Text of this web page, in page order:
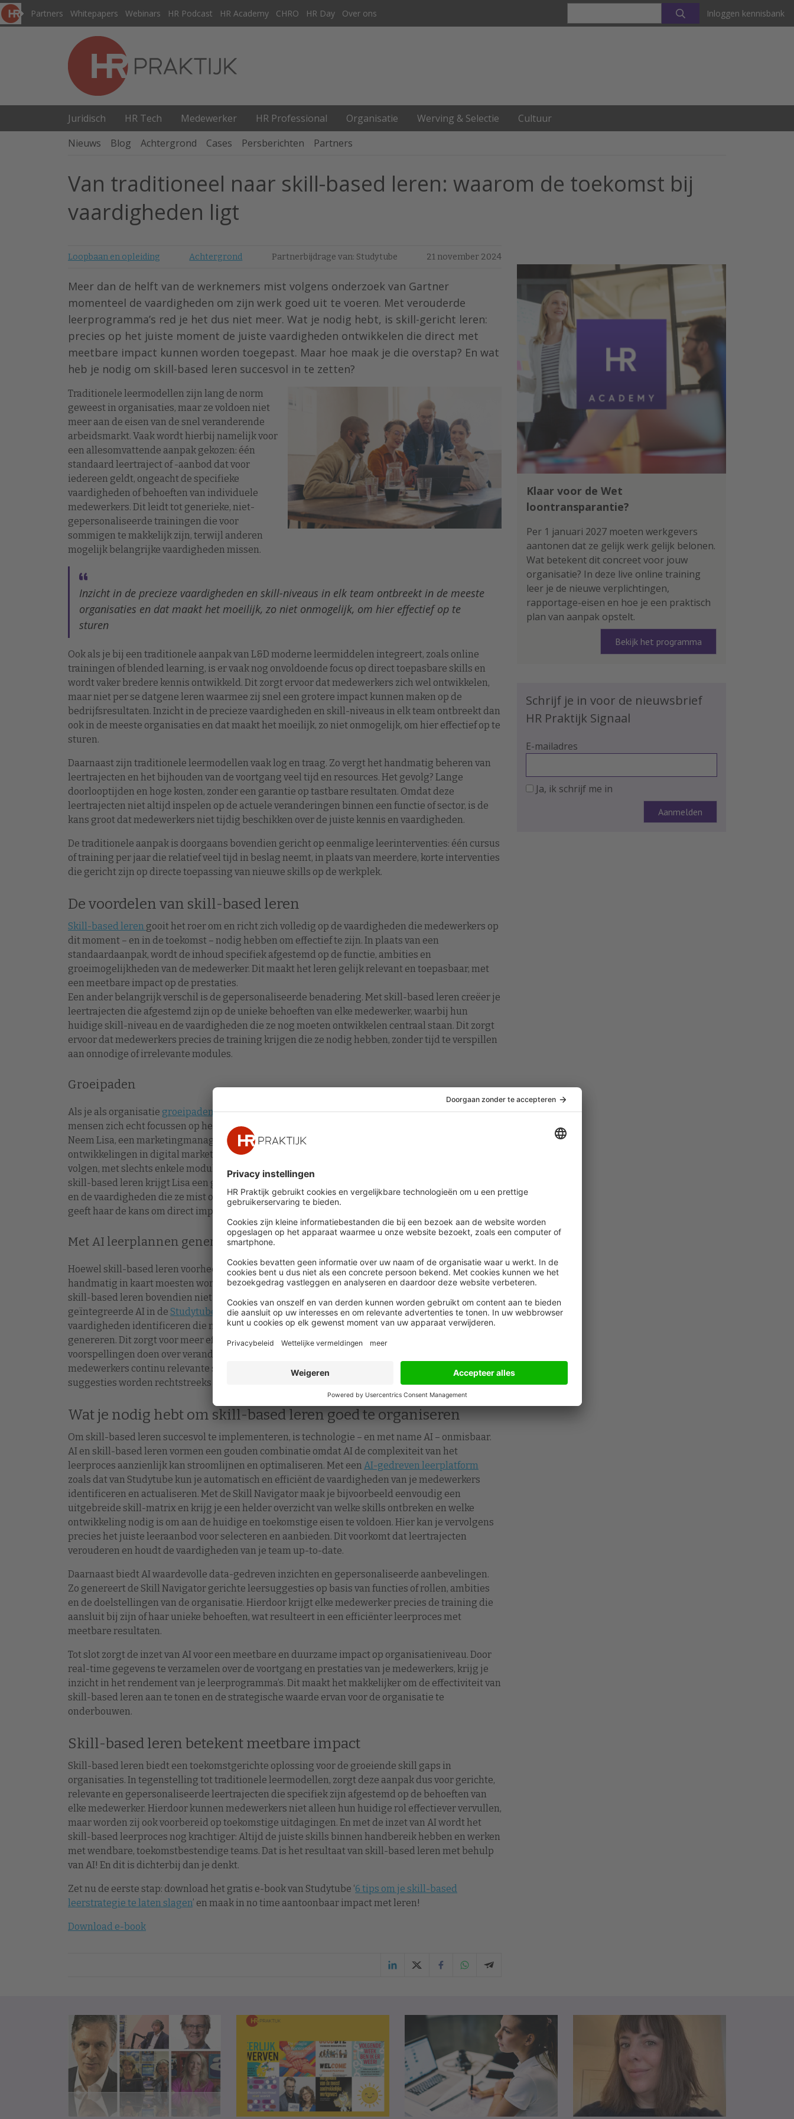
Partners Whitepapers Webinars HR Podcast HR Academy CHRO HR Day Over ons Inloggen kennisbank
Juridisch HR Tech Medewerker HR Professional Organisatie Werving & Selectie
Cultuur
Nieuws
Blog Achtergrond Cases Persberichten Partners
Van traditioneel naar skill-based leren: waarom de toekomst bij
vaardigheden ligt
Loopbaan en opleiding Achtergrond Partnerbijdrage van: Studytube 21 november 2024
Meer dan de helft van de werknemers mist volgens onderzoek van Gartner
momenteel de vaardigheden om zijn werk goed uit te voeren. Met verouderde
leerprogramma’s red je het dus niet meer. Wat je nodig hebt, is skill-gericht leren:
precies op het juiste moment de juiste vaardigheden ontwikkelen die direct met
meetbare impact kunnen worden toegepast. Maar hoe maak je die overstap? En wat
heb je nodig om skill-based leren succesvol in te zetten?
Traditionele leermodellen zijn lang de norm
geweest in organisaties, maar ze voldoen niet
meer aan de eisen van de snel veranderende
arbeidsmarkt. Vaak wordt hierbij namelijk voor
een allesomvattende aanpak gekozen: één
standaard leertraject of -aanbod dat voor
iedereen geldt, ongeacht de specifieke
vaardigheden of behoeften van individuele
medewerkers. Dit leidt tot generieke, niet-
gepersonaliseerde trainingen die voor
sommigen te makkelijk zijn, terwijl anderen
mogelijk belangrijke vaardigheden missen.
Inzicht in de precieze vaardigheden en skill-niveaus in elk team ontbreekt in de meeste
organisaties en dat maakt het moeilijk, zo niet onmogelijk, om hier effectief op te
sturen
Ook als je bij een traditionele aanpak van L&D moderne leermiddelen integreert, zoals online
trainingen of blended learning, is er vaak nog onvoldoende focus op direct toepasbare skills en
wordt vaker bredere kennis ontwikkeld. Dit zorgt ervoor dat medewerkers zich wel ontwikkelen,
maar niet per se datgene leren waarmee zij snel een grotere impact kunnen maken op de
bedrijfsresultaten. Inzicht in de precieze vaardigheden en skill-niveaus in elk team ontbreekt dan
ook in de meeste organisaties en dat maakt het moeilijk, zo niet onmogelijk, om hier effectief op te
sturen.
Daarnaast zijn traditionele leermodellen vaak log en traag. Zo vergt het handmatig beheren van
leertrajecten en het bijhouden van de voortgang veel tijd en resources. Het gevolg? Lange
doorlooptijden en hoge kosten, zonder een garantie op tastbare resultaten. Omdat deze
leertrajecten niet altijd inspelen op de actuele veranderingen binnen een functie of sector, is de
kans groot dat medewerkers niet tijdig beschikken over de juiste kennis en vaardigheden.
De traditionele aanpak is doorgaans bovendien gericht op eenmalige leerinterventies: één cursus
of training per jaar die relatief veel tijd in beslag neemt, in plaats van meerdere, korte interventies
die gericht zijn op directe toepassing van nieuwe skills op de werkplek.
De voordelen van skill-based leren
Skill-based leren gooit het roer om en richt zich volledig op de vaardigheden die medewerkers op
dit moment – en in de toekomst – nodig hebben om effectief te zijn. In plaats van een
standaardaanpak, wordt de inhoud specifiek afgestemd op de functie, ambities en
groeimogelijkheden van de medewerker. Dit maakt het leren gelijk relevant en toepasbaar, met
een meetbare impact op de prestaties.
Een ander belangrijk verschil is de gepersonaliseerde benadering. Met skill-based leren creëer je
leertrajecten die afgestemd zijn op de unieke behoeften van elke medewerker, waarbij hun
huidige skill-niveau en de vaardigheden die ze nog moeten ontwikkelen centraal staan. Dit zorgt
ervoor dat medewerkers precies de training krijgen die ze nodig hebben, zonder tijd te verspillen
aan onnodige of irrelevante modules.
Groeipaden
Als je als organisatie groeipaden ontwikkeltin plaats van traditionele functieprofielen kunnen je
mensen zich echt focussen op het ontwikkelen van vaardigheden die passen bij hun ambities.
Neem Lisa, een marketingmanager die moeite heeft om bij te blijven met de nieuwste
ontwikkelingen in digital marketing. In een traditioneel leertraject zou ze een algemene cursus
volgen, met slechts enkele modules die relevant zijn voor haar specifieke uitdagingen. Maar met
skill-based leren krijgt Lisa een gepersonaliseerd traject, gericht op haar huidige kennisniveau
en de vaardigheden die ze mist om haar campagnes effectiever te maken. Dit bespaart haar tijd en
geeft haar de kans om direct impact te maken.
Met AI leerplannen genereren
Hoewel skill-based leren voorheen tijdsintensief was, omdat alle benodigde en gewenste skills
handmatig in kaart moesten worden gebracht, is dat nu niet meer het geval. Dankzij AI wordt
skill-based leren bovendien niet alleen makkelijker, maar ook veel leuker en effectiever! Zo kan de
geïntegreerde AI in de Studytube Skill Navigator bijvoorbeeld in een mum van tijd de
vaardigheden identificeren die medewerkers missen en gepersonaliseerde leerplannen
genereren. Dit zorgt voor meer efficiëntie én kostenbesparingen. Bovendien kan de AI
voorspellingen doen over veranderingen binnen een bepaald werkgebied, waardoor
medewerkers continu relevante suggesties ontvangen voor te ontwikkelen skills. En die
suggesties worden rechtstreeks gematcht aan de relevante trainingen op het leerplatform.
Wat je nodig hebt om skill-based leren goed te organiseren
Om skill-based leren succesvol te implementeren, is technologie – en met name AI – onmisbaar.
AI en skill-based leren vormen een gouden combinatie omdat AI de complexiteit van het
leerproces aanzienlijk kan stroomlijnen en optimaliseren. Met een AI-gedreven leerplatform
zoals dat van Studytube kun je automatisch en efficiënt de vaardigheden van je medewerkers
identificeren en actualiseren. Met de Skill Navigator maak je bijvoorbeeld eenvoudig een
uitgebreide skill-matrix en krijg je een helder overzicht van welke skills ontbreken en welke
ontwikkeling nodig is om aan de huidige en toekomstige eisen te voldoen. Hier kan je vervolgens
precies het juiste leeraanbod voor selecteren en aanbieden. Dit voorkomt dat leertrajecten
verouderen en houdt de vaardigheden van je team up-to-date.
Daarnaast biedt AI waardevolle data-gedreven inzichten en gepersonaliseerde aanbevelingen.
Zo genereert de Skill Navigator gerichte leersuggesties op basis van functies of rollen, ambities
en de doelstellingen van de organisatie. Hierdoor krijgt elke medewerker precies de training die
aansluit bij zijn of haar unieke behoeften, wat resulteert in een efficiënter leerproces met
meetbare resultaten.
Tot slot zorgt de inzet van AI voor een meetbare en duurzame impact op organisatieniveau. Door
real-time gegevens te verzamelen over de voortgang en prestaties van je medewerkers, krijg je
inzicht in het rendement van je leerprogramma’s. Dit maakt het makkelijker om de effectiviteit van
skill-based leren aan te tonen en de strategische waarde ervan voor de organisatie te
onderbouwen.
Skill-based leren betekent meetbare impact
Skill-based leren biedt een toekomstgerichte oplossing voor de groeiende skill gaps in
organisaties. In tegenstelling tot traditionele leermodellen, zorgt deze aanpak dus voor gerichte,
relevante en gepersonaliseerde leertrajecten die specifiek zijn afgestemd op de behoeften van
elke medewerker. Hierdoor kunnen medewerkers niet alleen hun huidige rol effectiever vervullen,
maar worden zij ook voorbereid op toekomstige uitdagingen. En met de inzet van AI wordt het
skill-based leerproces nog krachtiger: Altijd de juiste skills binnen handbereik hebben en werken
met wendbare, toekomstbestendige teams. Dat is het resultaat van skill-based leren met behulp
van AI! En dit is dichterbij dan je denkt.
Zet nu de eerste stap: download het gratis e-book van Studytube ‘6 tips om je skill-based
leerstrategie te laten slagen’ en maak in no time aantoonbaar impact met leren!
Download e-book
Klaar voor de Wet
loontransparantie?
Per 1 januari 2027 moeten werkgevers
aantonen dat ze gelijk werk gelijk belonen.
Wat betekent dit concreet voor jouw
organisatie? In deze live online training
leer je de nieuwe verplichtingen,
rapportage-eisen en hoe je een praktisch
plan van aanpak opstelt.
Bekijk het programma
Schrijf je in voor de nieuwsbrief
HR Praktijk Signaal
E-mailadres
Ja, ik schrijf me in